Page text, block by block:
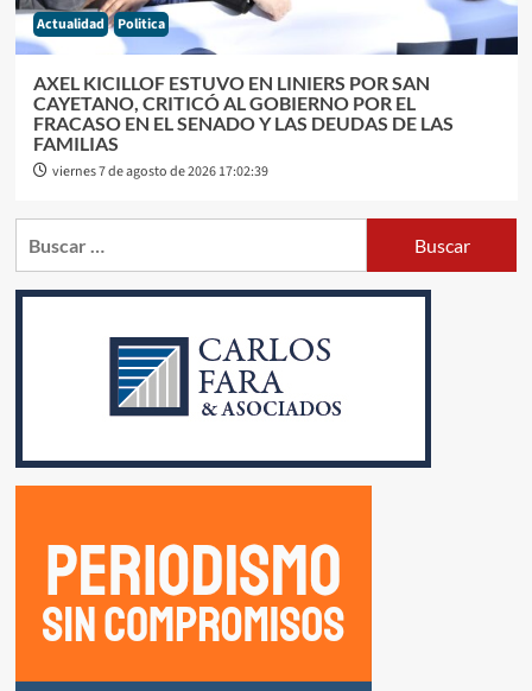
Actualidad Politica
AXEL KICILLOF ESTUVO EN LINIERS POR SAN
CAYETANO, CRITICÓ AL GOBIERNO POR EL
FRACASO EN EL SENADO Y LAS DEUDAS DE LAS
FAMILIAS
viernes 7 de agosto de 2026 17:02:39